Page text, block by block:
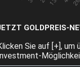
GOLDPREIS-
Sie auf [+], um